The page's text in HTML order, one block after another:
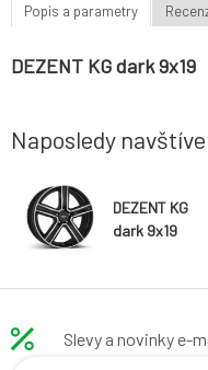
Popis a parametry
DEZENT KG dark 9x19
Naposledy
DEZENT KG
dark 9x19
Slevy a novinky e-